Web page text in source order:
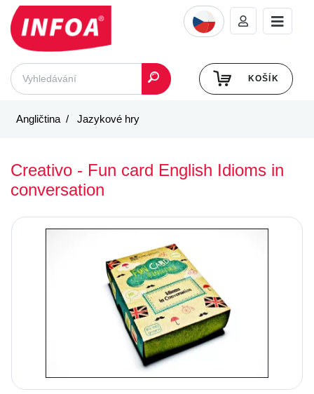
KOŠÍK
Angličtina Jazykové hry
Creativo - Fun card English Idioms in
conversation